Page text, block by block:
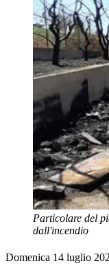
Particolare del
dall'incendio
Domenica 14 luglio